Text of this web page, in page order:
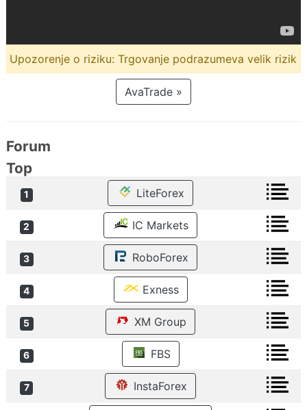
Upozorenje o riziku: Trgovanje podrazumeva velik rizik
AvaTrade »
Forum
Top
1 LiteForex
2 IC Markets
3 RoboForex
4 Exness
5 XM Group
6 FBS
7 InstaForex